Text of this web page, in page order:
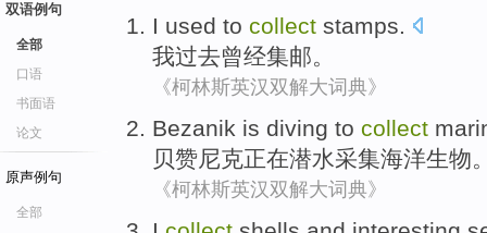
双语例句
全部
口语
书面语
论文
原声例句
全部
I used to collect stamps.
我过去曾经集邮。
《柯林斯英汉双解大词典》
Bezanik is diving to collect
贝赞尼克正在潜水采集海洋生物
《柯林斯英汉双解大词典》